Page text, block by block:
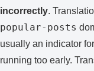
incorrectly.
popular-posts
usually an indicator
running too early.